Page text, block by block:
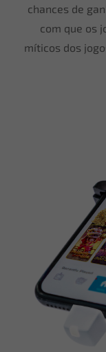
chances de
com que os
míticos dos